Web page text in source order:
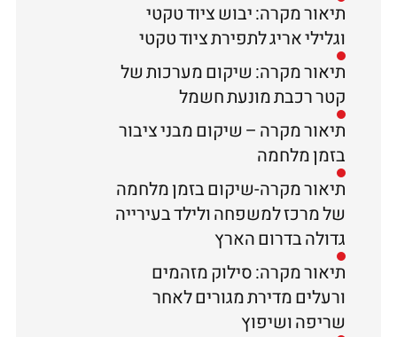
תיאור מקרה: יבוש ציוד טקטי
וגלילי אריג לתפירת ציוד טקטי
תיאור מקרה: שיקום מערכות של
קטר רכבת מונעת חשמל
תיאור מקרה – שיקום מבני ציבור
בזמן מלחמה
תיאור מקרה-שיקום בזמן מלחמה
של מרכז למשפחה ולילד בעירייה
גדולה בדרום הארץ
תיאור מקרה: סילוק מזהמים
ורעלים מדירת מגורים לאחר
שריפה ושיפוץ